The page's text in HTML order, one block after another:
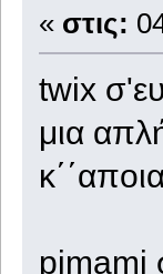
« στις:
twix
μια
pimami